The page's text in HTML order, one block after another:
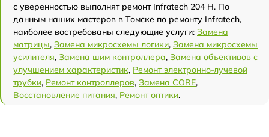
с уверенностью выполнят ремонт Infratech 204 Н. По
данным наших мастеров в Томске по ремонту Infratech,
наиболее востребованы следующие услуги: Замена
матрицы, Замена микросхемы логики, Замена микросхемы
усилителя, Замена шим контроллера, Замена объективов с
улучшением характеристик, Ремонт электронно-лучевой
трубки, Ремонт контроллеров, Замена CORE,
Восстановление питания, Ремонт оптики.